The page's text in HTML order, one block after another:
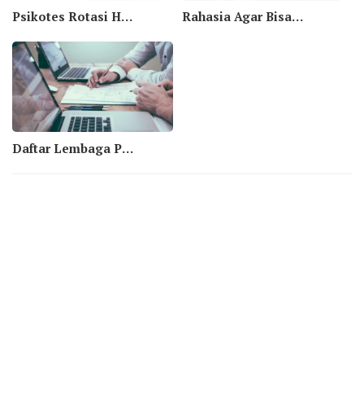
Psikotes Rotasi Huruf: Cara untuk Mengerjakannya dengan Benar dan Tepat Rahasia Agar Bisa Gampang Lolos Psikotes Kerja
Daftar Lembaga Penyedia Psikotes Indonesia, Terbukti Berkualitas